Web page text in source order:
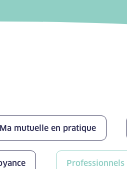
Ma mutuelle en pratique
Professionnels